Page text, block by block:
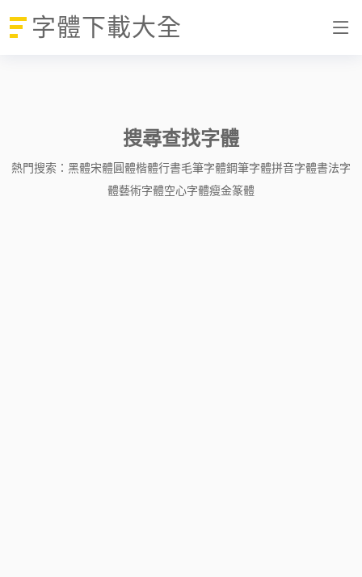
字體下載大全
搜尋查找字體
熱門搜索： 黑體宋體圓體楷體行書毛筆字體鋼筆字體拼音字體書法字
體藝術字體空心字體瘦金篆體